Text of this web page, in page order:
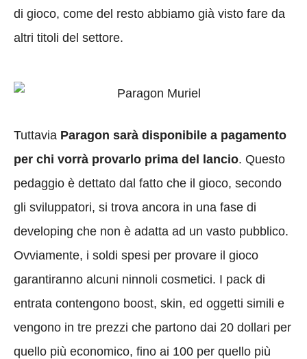
di gioco, come del resto abbiamo già visto fare da
altri titoli del settore.
Tuttavia Paragon sarà disponibile a pagamento
per chi vorrà provarlo prima del lancio. Questo
pedaggio è dettato dal fatto che il gioco, secondo
gli sviluppatori, si trova ancora in una fase di
developing che non è adatta ad un vasto pubblico.
Ovviamente, i soldi spesi per provare il gioco
garantiranno alcuni ninnoli cosmetici. I pack di
entrata contengono boost, skin, ed oggetti simili e
vengono in tre prezzi che partono dai 20 dollari per
quello più economico, fino ai 100 per quello più